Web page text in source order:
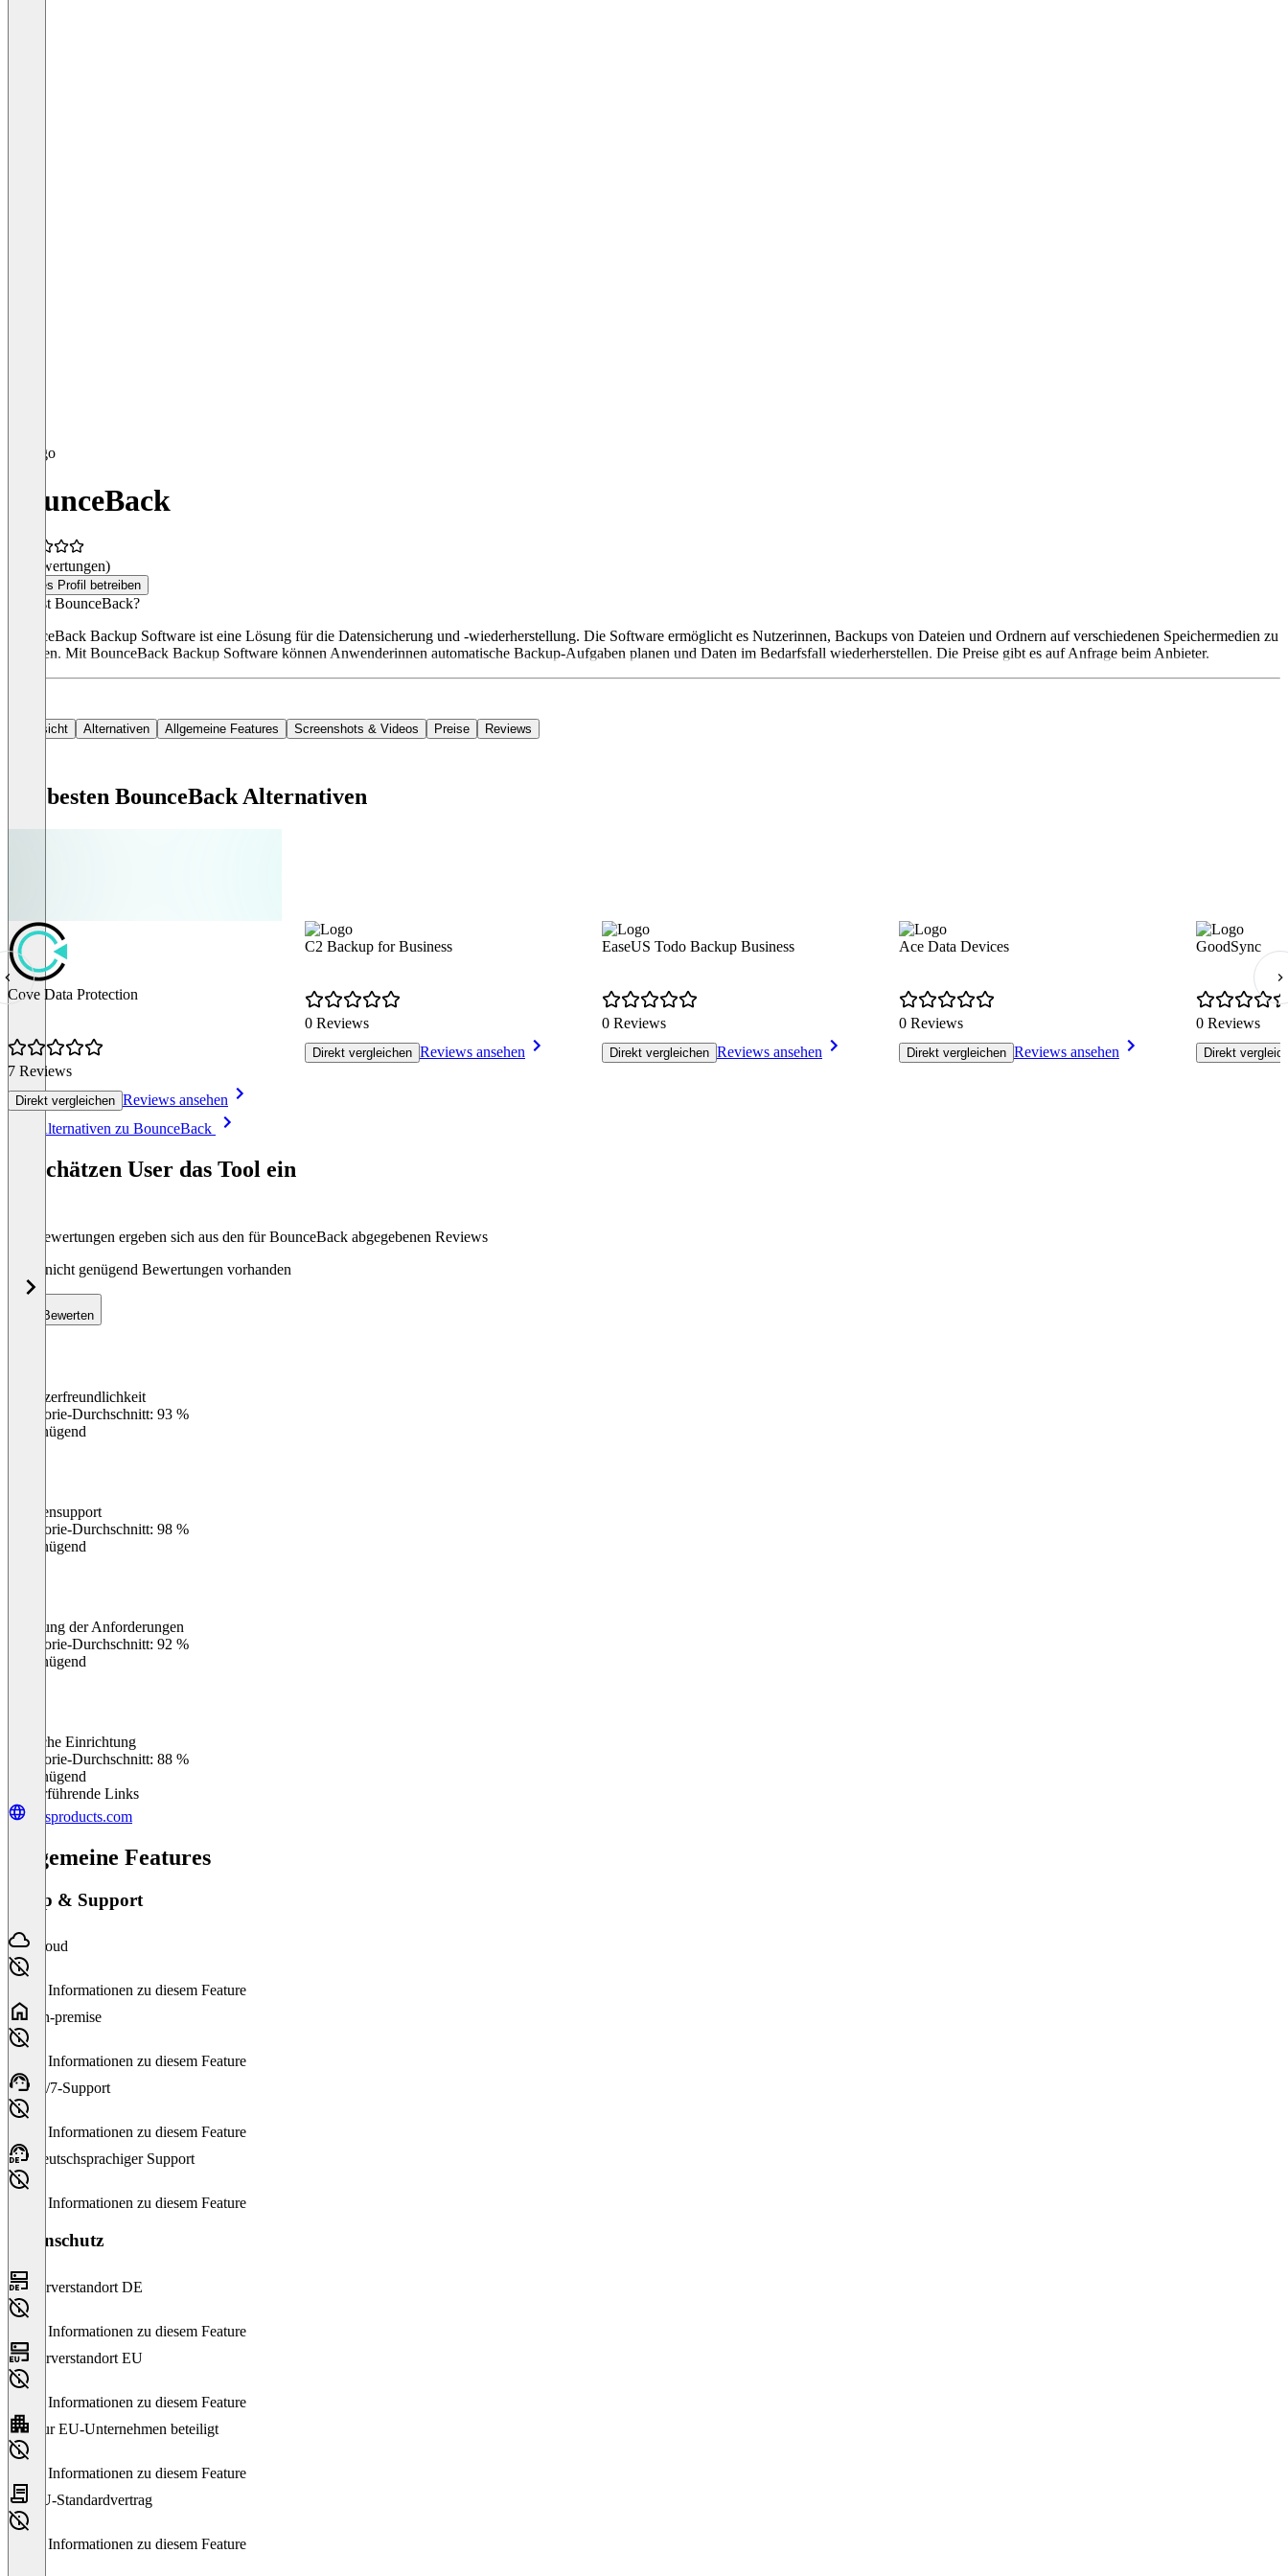
BounceBack
(0 Bewertungen)
Dieses Profil betreiben
Was ist BounceBack?
BounceBack Backup Software ist eine Lösung für die Datensicherung und -wiederherstellung. Die Software ermöglicht es Nutzerinnen, Backups von Dateien und Ordnern auf verschiedenen Speichermedien zu
erstellen. Mit BounceBack Backup Software können Anwenderinnen automatische Backup-Aufgaben planen und Daten im Bedarfsfall wiederherstellen. Die Preise gibt es auf Anfrage beim Anbieter.
Übersicht Alternativen Allgemeine Features Screenshots & Videos Preise Reviews
Die besten BounceBack Alternativen
Cove Data Protection
7 Reviews
Direkt vergleichen Reviews ansehen
C2 Backup for Business
0 Reviews
Direkt vergleichen Reviews ansehen
EaseUS Todo Backup Business
0 Reviews
Direkt vergleichen Reviews ansehen
Ace Data Devices
0 Reviews
Direkt vergleichen Reviews ansehen
GoodSync
0 Reviews
Direkt
Alle Alternativen zu BounceBack
So schätzen User das Tool ein
Die Bewertungen ergeben sich aus den für BounceBack abgegebenen Reviews
Noch nicht genügend Bewertungen vorhanden
Bewerten
Benutzerfreundlichkeit
Kategorie-Durchschnitt: 93 %
Ungenügend
Kundensupport
Kategorie-Durchschnitt: 98 %
Ungenügend
Erfüllung der Anforderungen
Kategorie-Durchschnitt: 92 %
Ungenügend
Einfache Einrichtung
Kategorie-Durchschnitt: 88 %
Ungenügend
Weiterführende Links
cmsproducts.com
Allgemeine Features
Setup & Support
Cloud
Keine Informationen zu diesem Feature
On-premise
Keine Informationen zu diesem Feature
24/7-Support
Keine Informationen zu diesem Feature
Deutschsprachiger Support
Keine Informationen zu diesem Feature
Datenschutz
Serverstandort DE
Keine Informationen zu diesem Feature
Serverstandort EU
Keine Informationen zu diesem Feature
Nur EU-Unternehmen beteiligt
Keine Informationen zu diesem Feature
EU-Standardvertrag
Keine Informationen zu diesem Feature